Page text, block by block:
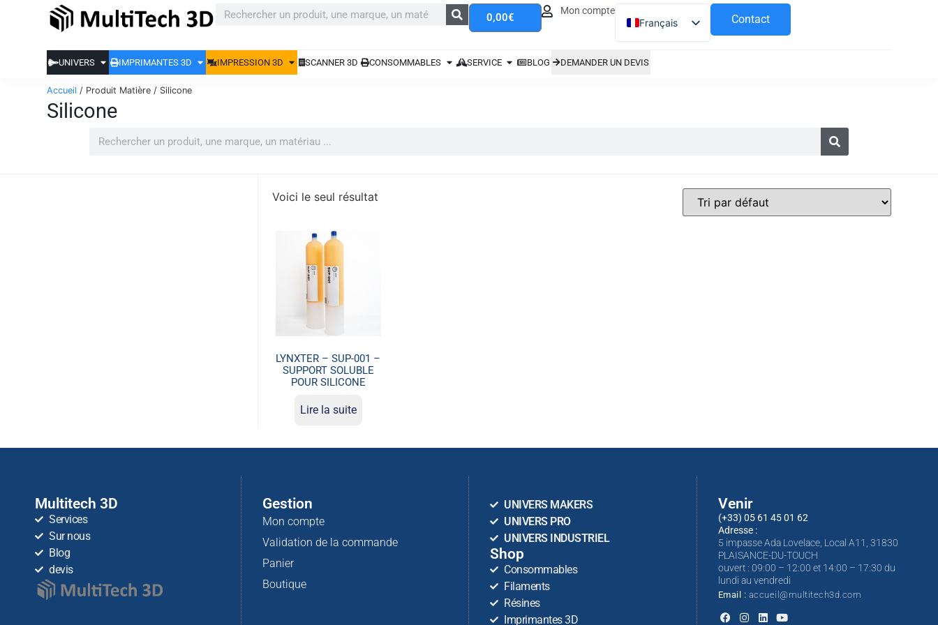
0,00€
Mon compte
Français
Español
Contact
UNIVERS IMPRIMANTES 3D IMPRESSION 3D SCANNER 3D CONSOMMABLES SERVICE BLOG DEMANDER UN DEVIS
Accueil / Produit Matière / Silicone
Silicone
Voici le seul résultat
LYNXTER – SUP-001 –
SUPPORT SOLUBLE
POUR SILICONE
Lire la suite
Multitech 3D
Services
Sur nous
Blog
devis
Gestion
Mon compte
Validation de la commande
Panier
Boutique
UNIVERS MAKERS
UNIVERS PRO
UNIVERS INDUSTRIEL
Shop
Consommables
Filaments
Résines
Imprimantes 3D
Venir
(+33) 05 61 45 01 62
Adresse :
5 impasse Ada Lovelace, Local A11, 31830
PLAISANCE-DU-TOUCH
ouvert : 09:00 – 12:00 et 14:00 – 17:30 du
lundi au vendredi
Email : accueil@multitech3d.com